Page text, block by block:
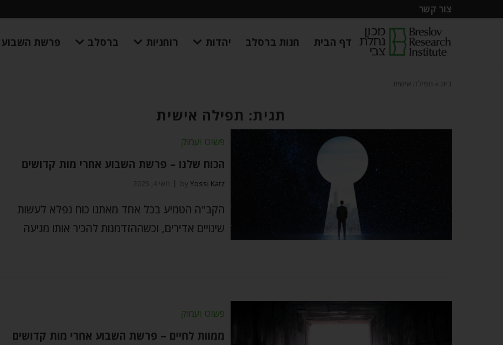
צור קשר
דף הבית חנות ברסלב יהדות רוחניות ברסלב פרשת השבוע
בית תפילה אישית
תגית: תפילה אישית
פשוט ועמוק
הכוח שלנו – פרשת השבוע אחרי מות קדושים
by Yossi Katz מאי 4, 2025
הקב"ה הטמיע בכל אחד מאתנו כוח נפלא לעשות
שינויים אדירים, וכשההזדמנות להכיר אותו מגיעה
פשוט ועמוק
ממוות לחיים – פרשת השבוע אחרי מות קדושים